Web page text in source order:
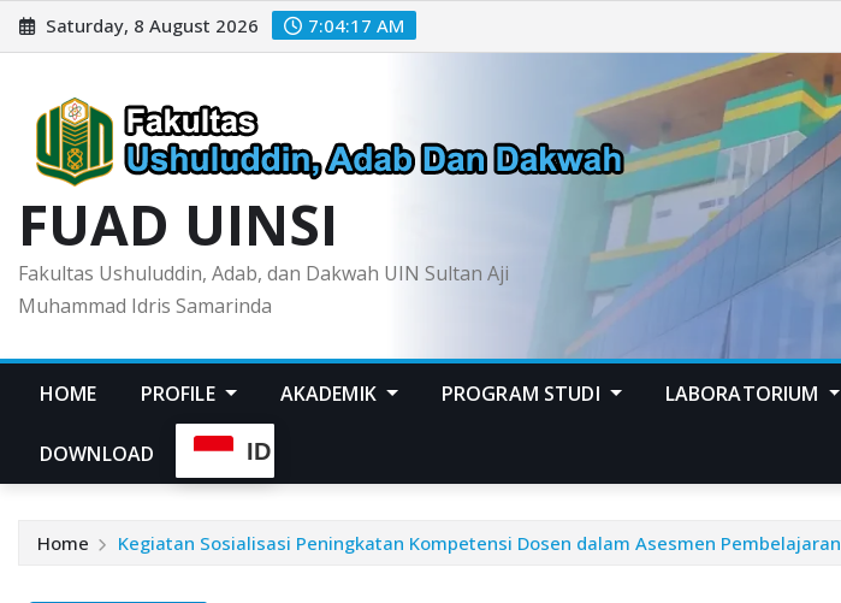
Skip
to
Saturday, 8 August 2026 7:04:19 AM
FUAD UINSI
Fakultas Ushuluddin, Adab, dan Dakwah UIN Sultan Aji
Muhammad Idris Samarinda
HOME PROFILE AKADEMIK PROGRAM STUDI LABORATORIUM
DOWNLOAD ID
Home Kegiatan Sosialisasi Peningkatan Kompetensi Dosen dalam Asesmen Pembelajaran